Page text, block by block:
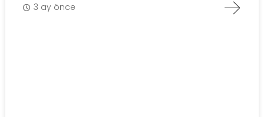
3 ay önce